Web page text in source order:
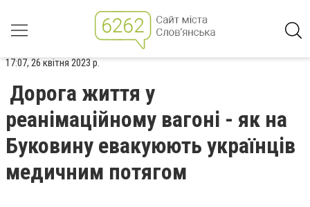
17:07, 26 квітня 2023 р.
Дорога життя у
реанімаційному вагоні - як на
Буковину евакуюють українців
медичним потягом